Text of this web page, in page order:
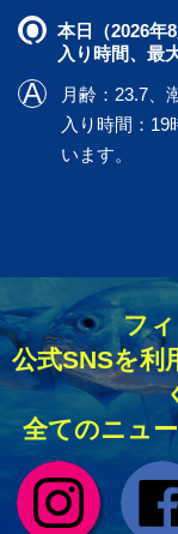
本日（2026年
入り時間、最
月齢：23.7、
入り時間：19
います。
フ
公式SNSを利
全てのニュ